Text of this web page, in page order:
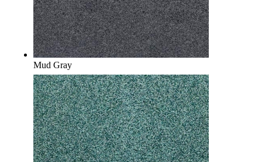
Mud Gray